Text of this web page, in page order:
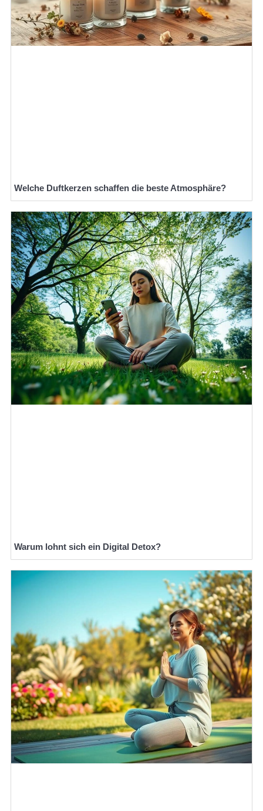
Welche Duftkerzen schaffen die beste Atmosphäre?
Warum lohnt sich ein Digital Detox?